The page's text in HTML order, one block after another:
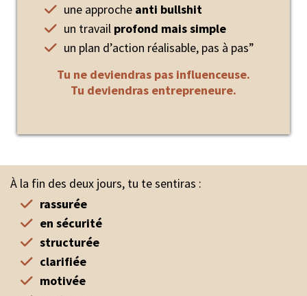
une approche anti bullshit
un travail profond mais simple
un plan d’action réalisable, pas à pas”
Tu ne deviendras pas influenceuse.
Tu deviendras entrepreneure.
À la fin des deux jours, tu te sentiras :
rassurée
en sécurité
structurée
clarifiée
motivée